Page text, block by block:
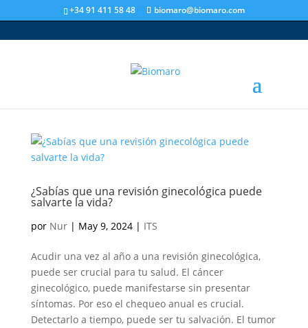
+34 91 411 58 48 biomaro@biomaro.com
¿Sabías que una revisión ginecológica puede
salvarte la vida?
por Nur| May 9, 2024| ITS
Acudir una vez al año a una revisión ginecológica,
puede ser crucial para tu salud. El cáncer
ginecológico, puede manifestarse sin presentar
síntomas. Por eso el chequeo anual es crucial.
Detectarlo a tiempo, puede ser tu salvación. El tumor